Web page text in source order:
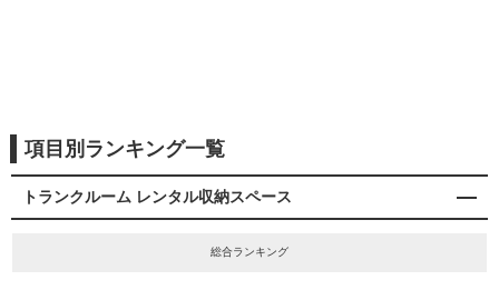
項目別ランキング一覧
トランクルーム レンタル収納スペース
総合ランキング